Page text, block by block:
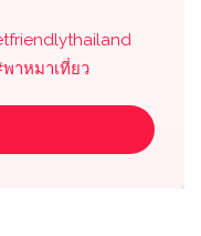
าหมาเที่ยว